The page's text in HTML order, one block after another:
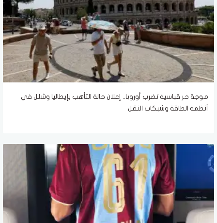
موجة حر قياسية تضرب أوروبا.. إعلان حالة التأهب بإيطاليا وشلل في
أنظمة الطاقة وشبكات النقل